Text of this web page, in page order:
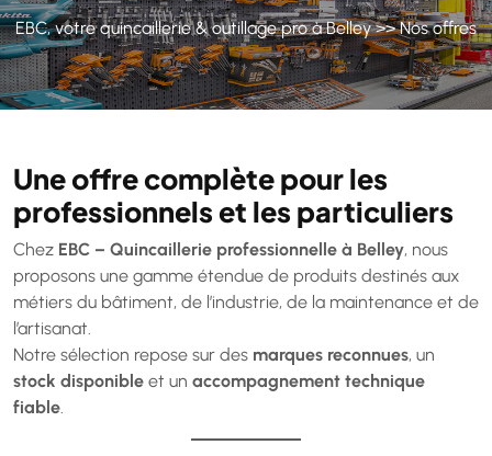
EBC, votre quincaillerie & outillage pro à Belley>> Nos offres
Une offre complète pour les
professionnels et les particuliers
Chez EBC – Quincaillerie professionnelle à Belley, nous
proposons une gamme étendue de produits destinés aux
métiers du bâtiment, de l’industrie, de la maintenance et de
l’artisanat.
Notre sélection repose sur des marques reconnues, un
stock disponible et un accompagnement technique
fiable.